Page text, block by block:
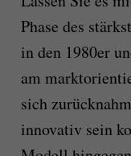
Phase des
in den 1980er
am
sich
innovativ sein